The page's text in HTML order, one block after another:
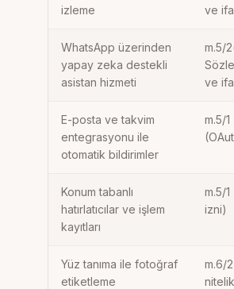
izleme
ve
WhatsApp üzerinden
yapay zeka destekli
asistan hizmeti
m.5/
ve
E-posta ve takvim
entegrasyonu ile
otomatik bildirimler
m.5/1
Konum tabanlı
hatırlatıcılar ve işlem
kayıtları
m.5/1
izni)
Yüz tanıma ile fotoğraf
etiketleme
m.6/